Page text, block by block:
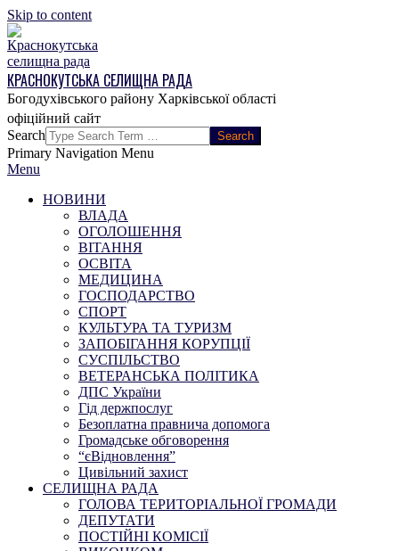
Skip to content
КРАСНОКУТСЬКА СЕЛИЩНА РАДА
Богодухівського району Харківської області
Search
Primary Navigation Menu
Menu
НОВИНИ
ВЛАДА
ОГОЛОШЕННЯ
ВІТАННЯ
ОСВІТА
МЕДИЦИНА
ГОСПОДАРСТВО
СПОРТ
КУЛЬТУРА ТА ТУРИЗМ
ЗАПОБІГАННЯ КОРУПЦІЇ
СУСПІЛЬСТВО
ВЕТЕРАНСЬКА ПОЛІТИКА
ДПС України
Гід держпослуг
Безоплатна правнича допомога
Громадське обговорення
“єВідновлення”
Цивільний захист
СЕЛИЩНА РАДА
ГОЛОВА ТЕРИТОРІАЛЬНОЇ ГРОМАДИ
ДЕПУТАТИ
ПОСТІЙНІ КОМІСІЇ